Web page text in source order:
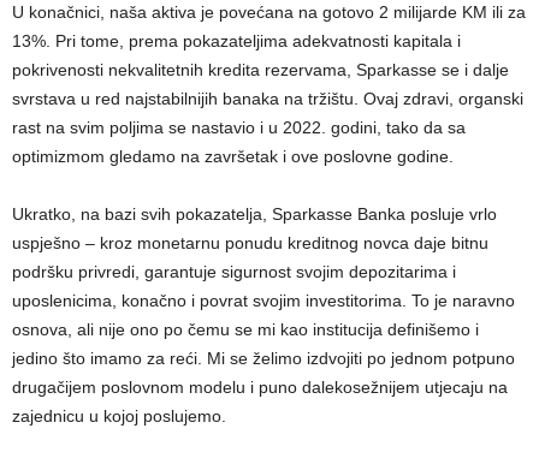
U konačnici, naša aktiva je povećana na gotovo 2 milijarde KM ili za
13%. Pri tome, prema pokazateljima adekvatnosti kapitala i
pokrivenosti nekvalitetnih kredita rezervama, Sparkasse se i dalje
svrstava u red najstabilnijih banaka na tržištu. Ovaj zdravi, organski
rast na svim poljima se nastavio i u 2022. godini, tako da sa
optimizmom gledamo na završetak i ove poslovne godine.
Ukratko, na bazi svih pokazatelja, Sparkasse Banka posluje vrlo
uspješno – kroz monetarnu ponudu kreditnog novca daje bitnu
podršku privredi, garantuje sigurnost svojim depozitarima i
uposlenicima, konačno i povrat svojim investitorima. To je naravno
osnova, ali nije ono po čemu se mi kao institucija definišemo i
jedino što imamo za reći. Mi se želimo izdvojiti po jednom potpuno
drugačijem poslovnom modelu i puno dalekosežnijem utjecaju na
zajednicu u kojoj poslujemo.